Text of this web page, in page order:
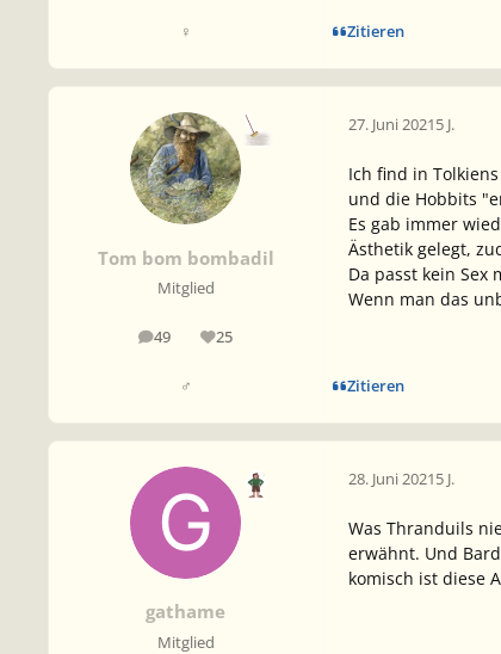
♀ Zitieren
Tom bom bombadil
Mitglied
49
Beiträge 25
Reputation
♂
27. Juni 20215 J.
Ich find in
und die Hobbits
Es gab immer
Ästhetik gelegt,
Da passt kein Sex
Wenn man das
Zitieren
gathame
Mitglied
28. Juni 20215 J.
Was Thranduils
erwähnt. Und
komisch ist diese